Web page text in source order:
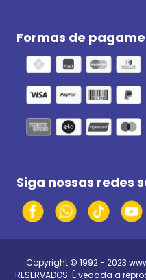
Formas de
Siga nossas redes
Copyright © 1992 - 2023
RESERVADOS. É vedada a